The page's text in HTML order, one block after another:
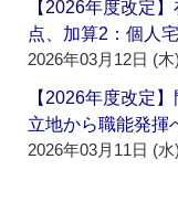
【2026年度改定
点、加算2：個人
2026年03月12日 (木)
【2026年度改定
立地から職能発揮
2026年03月11日 (水)